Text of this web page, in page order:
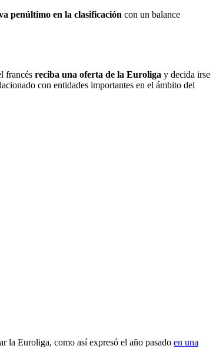
penúltimo en la clasificación con un balance
francés reciba una oferta de la Euroliga y decida irse
con entidades importantes en el ámbito del
la Euroliga, como así expresó el año pasado en una